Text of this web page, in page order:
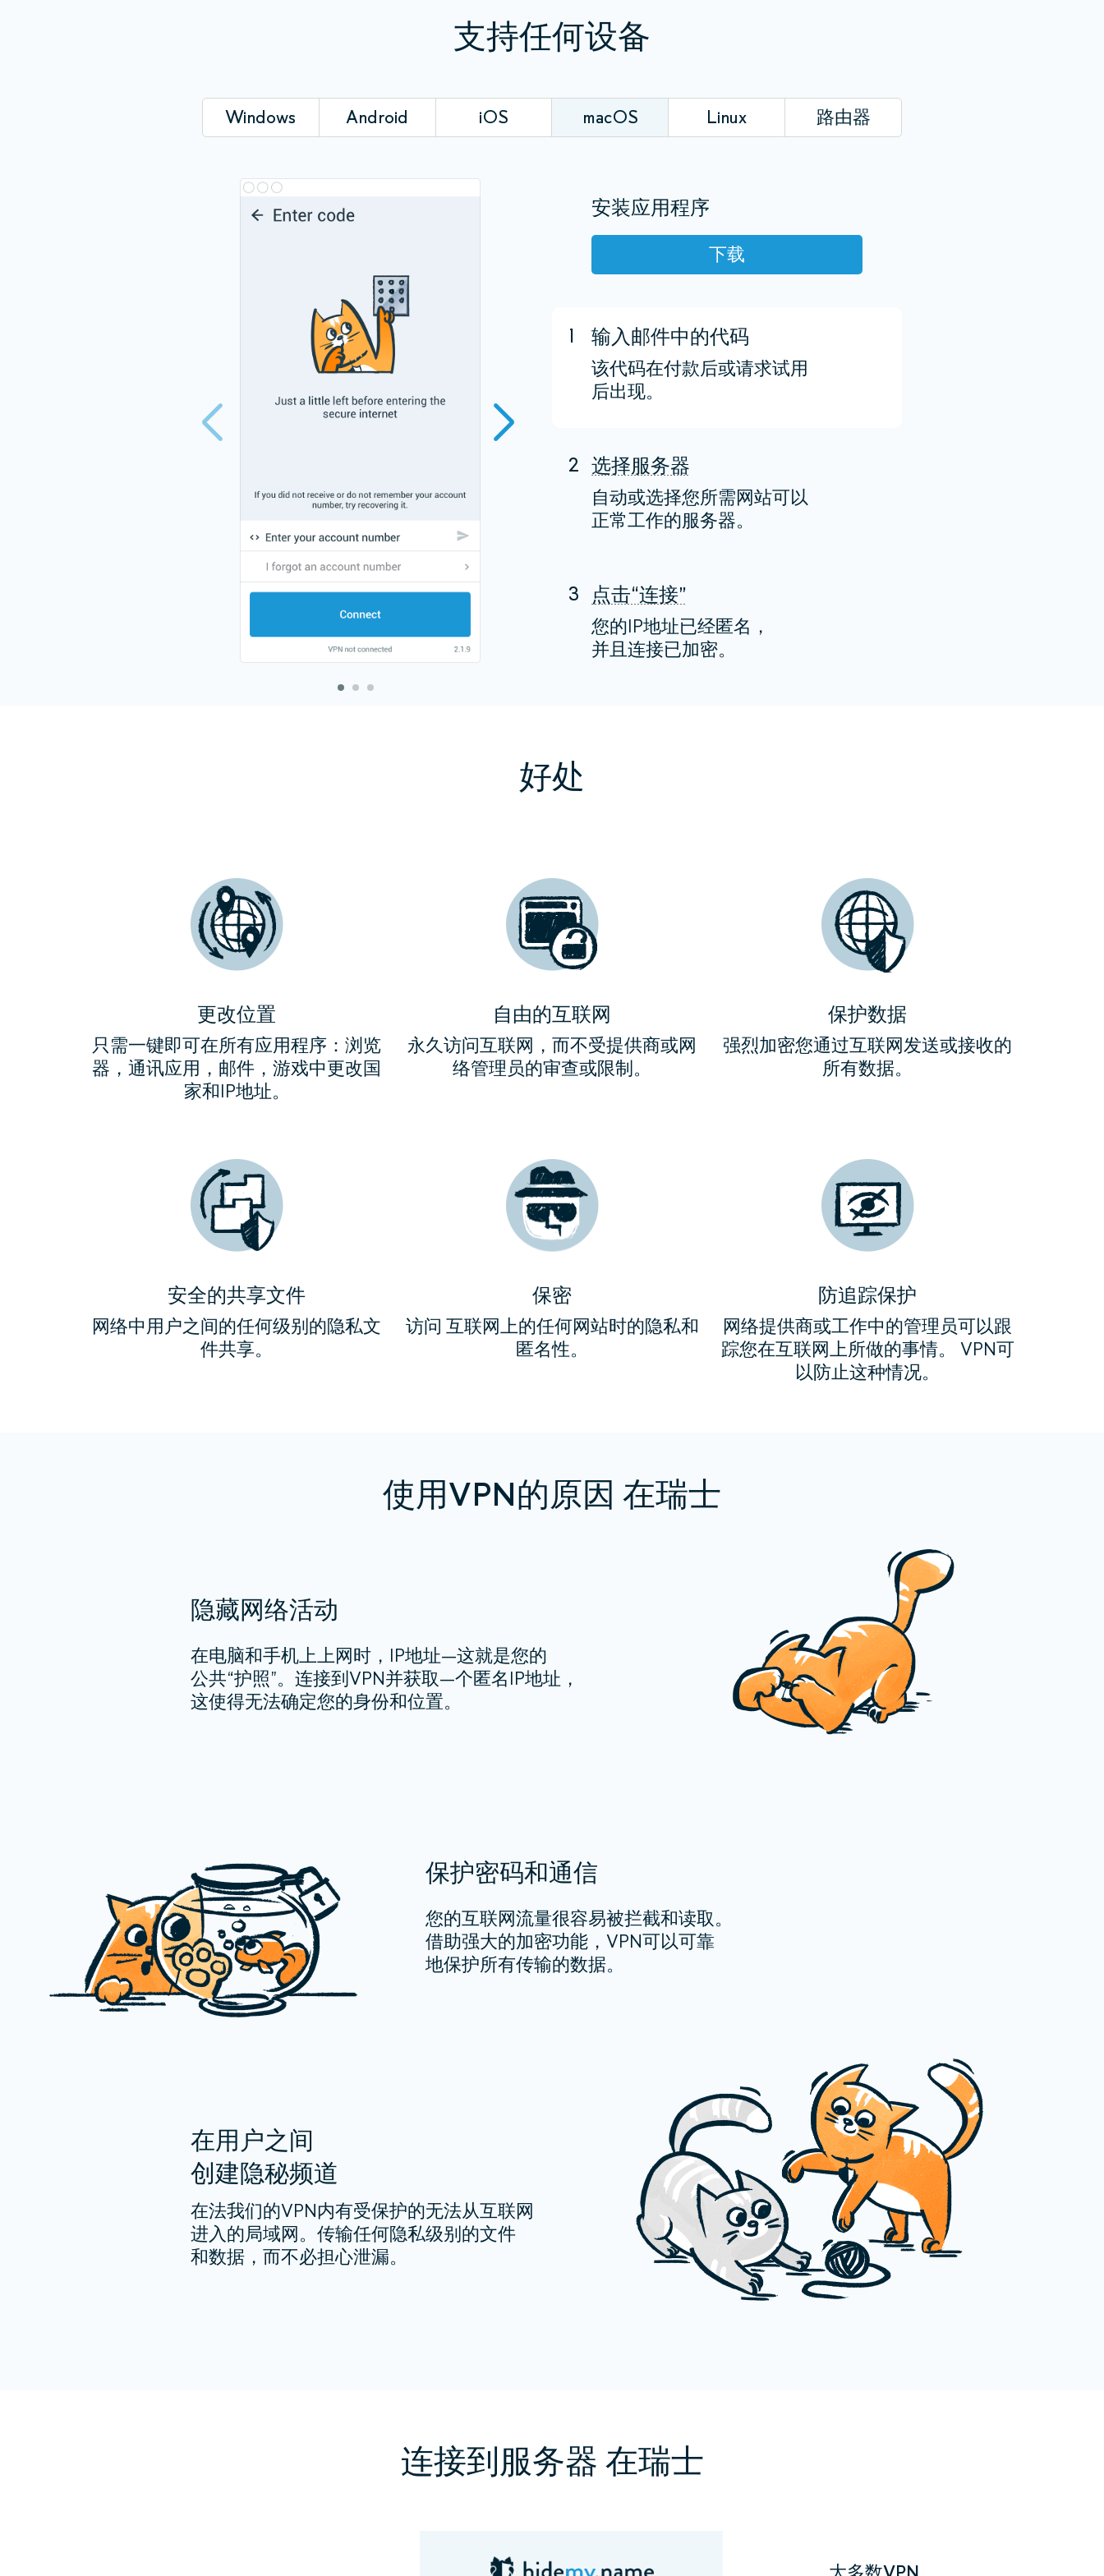
支持任何设备
Windows Android iOS macOS Linux 路由器
1 输入邮件中的代码
代码在
会收到
。
2 选择服务器
自动或自主选择您所需网站可正常
3
您的IP地址已经匿名，
并且连接已加密。
1 输入邮件中的代码
2 选择服务器
3 点击“连接”
您的IP地址已经匿名，
1 输入邮件中的代码
该代码在付款后或请求试用
后出现。
2 选择服务器
自动或选择您所需网站可以
3
您的IP地址已经匿名，
并且连接已加密。
安装应用程序
下载
1 输入邮件中的代码
该代码在付款后或请求试用
后出现。
2 选择服务器
自动或选择您所需网站可以
正常工作的服务器。
3 点击“连接”
您的IP地址已经匿名，
并且连接已加密。
1 输入邮件中的代码
该代码在付款后或请求试用
后出现。
2 选择服务器
自动或选择您所需网站可以
3
您的IP地址已经匿名，
并且连接已加密。
通过在路由器上设置我们的VPN，您可以更改本身不支持VPN的设备的
国家和IP地址。例如，具有互联网访问权限的游戏机和电视。
好处
更改位置
只需一键即可在所有应用程序：浏览
器，通讯应用，邮件，游戏中更改国
家和IP地址。
自由的互联网
永久访问互联网，而不受提供商或网
络管理员的审查或限制。
保护数据
强烈加密您通过互联网发送或接收的
所有数据。
安全的共享文件
网络中用户之间的任何级别的隐私文
件共享。
保密
访问 互联网上的任何网站时的隐私和
匿名性。
防追踪保护
网络提供商或工作中的管理员可以跟
踪您在互联网上所做的事情。 VPN可
以防止这种情况。
使用VPN的原因 在瑞士
隐藏网络活动
在电脑和手机上上网时，IP地址—这就是您的
公共“护照”。连接到VPN并获取—个匿名IP地址，
这使得无法确定您的身份和位置。
保护密码和通信
您的互联网流量很容易被拦截和读取。
借助强大的加密功能，VPN可以可靠
地保护所有传输的数据。
在用户之间
创建隐秘频道
在法我们的VPN内有受保护的无法从互联网
进入的局域网。传输任何隐私级别的文件
和数据，而不必担心泄漏。
连接到服务器 在瑞士